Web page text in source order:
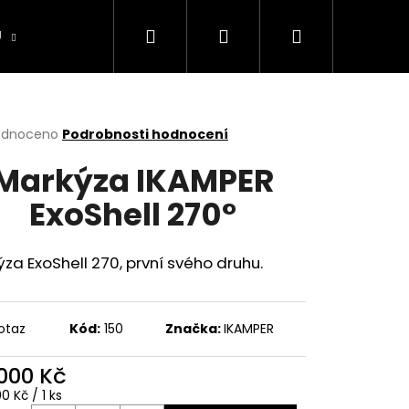
Půjčovna stanů
Hledat PřihlášeníNákupní
Podrobnosti hodnocení
IKAMPER
ExoShell 270°
ExoShell 270, první svého druhu.
Kód: 150 Značka:IKAMPER
Kč
Kč / 1 ks
Následující